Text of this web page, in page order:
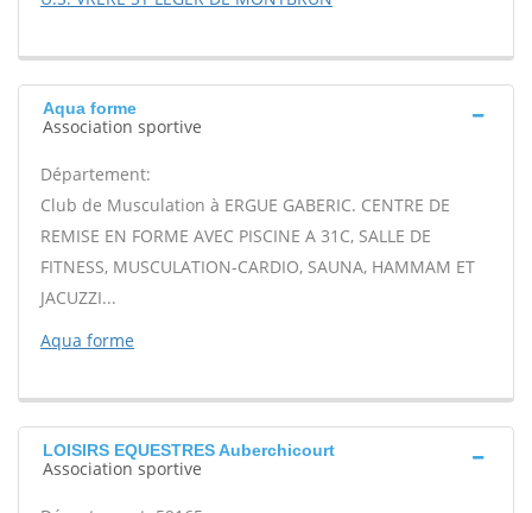
Aqua forme
Association sportive
Département:
Club de Musculation à ERGUE GABERIC. CENTRE DE
REMISE EN FORME AVEC PISCINE A 31C, SALLE DE
FITNESS, MUSCULATION-CARDIO, SAUNA, HAMMAM ET
JACUZZI...
Aqua forme
LOISIRS EQUESTRES Auberchicourt
Association sportive